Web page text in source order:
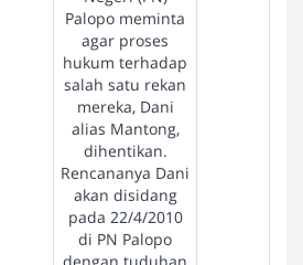
Palopo meminta
agar proses
hukum terhadap
salah satu rekan
mereka, Dani
alias Mantong,
dihentikan.
Rencananya Dani
akan disidang
pada 22/4/2010
di PN Palopo